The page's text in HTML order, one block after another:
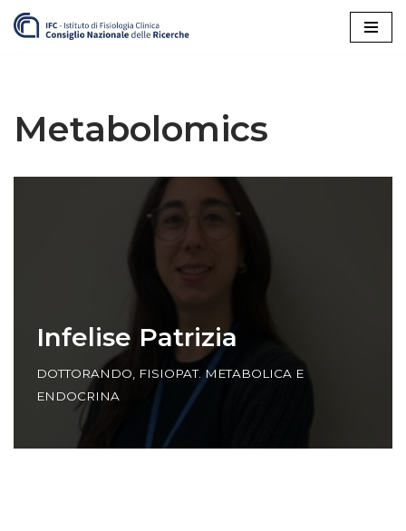
Metabolomics
Infelise Patrizia
DOTTORANDO, FISIOPAT. METABOLICA E
ENDOCRINA